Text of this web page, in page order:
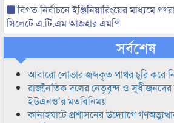
বিগত নির্বাচনে ইঞ্জিনিয়ারিংয়ের মাধ্যমে
সিলেটে এ.টি.এম আজহার এমপি
সর্বশেষ
আবারো লোভার জব্দকৃত পাথর চুরি করে
রাজনৈতিক দলের নেতৃবৃন্দ ও সুধীজনদের
ইউএনও’র মতবিনিময়
কানাইঘাটে প্রশাসনের উদ্যোগে